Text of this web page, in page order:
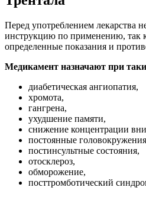
Перед употреблением лекарства
инструкцию по применению, так
определенные показания и
Медикамент назначают при
диабетическая ангиопатия,
хромота,
гангрена,
ухудшение памяти,
снижение концентрации
постоянные
постинсультные состояния,
отосклероз,
обморожение,
посттромботический